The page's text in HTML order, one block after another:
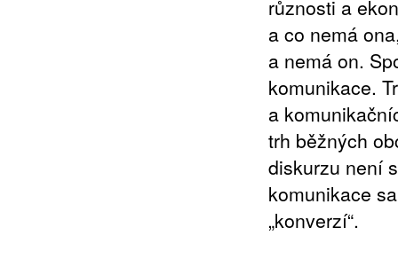
různosti a
a co nemá
a nemá on.
komunikace.
a
trh běžných
diskurzu není
komunikace
„konverzí“.